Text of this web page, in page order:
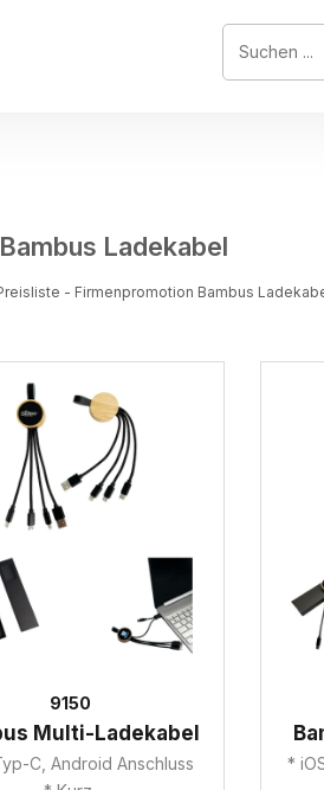
SUCHEN ...
Ladekabel
- Firmenpromotion Bambus
9150
Multi-Ladekabel
C, Android Anschluss
*